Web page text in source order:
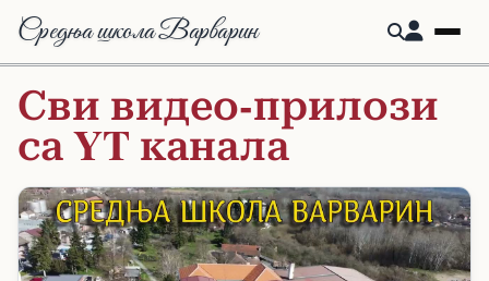
Средња школа Варварин
Сви видео-прилози
са YT канала